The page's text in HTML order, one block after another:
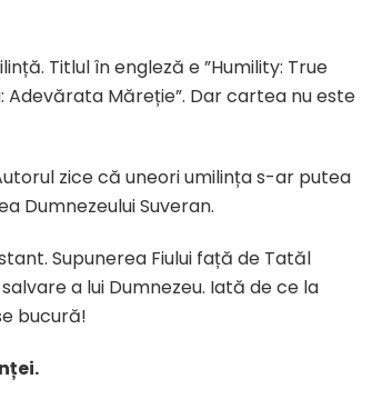
Titlul în engleză e ”Humility: True
Adevărata Măreție”. Dar cartea nu este
zice că uneori umilința s-ar putea
Dumnezeului Suveran.
Supunerea Fiului față de Tatăl
a lui Dumnezeu. Iată de ce la
bucură!